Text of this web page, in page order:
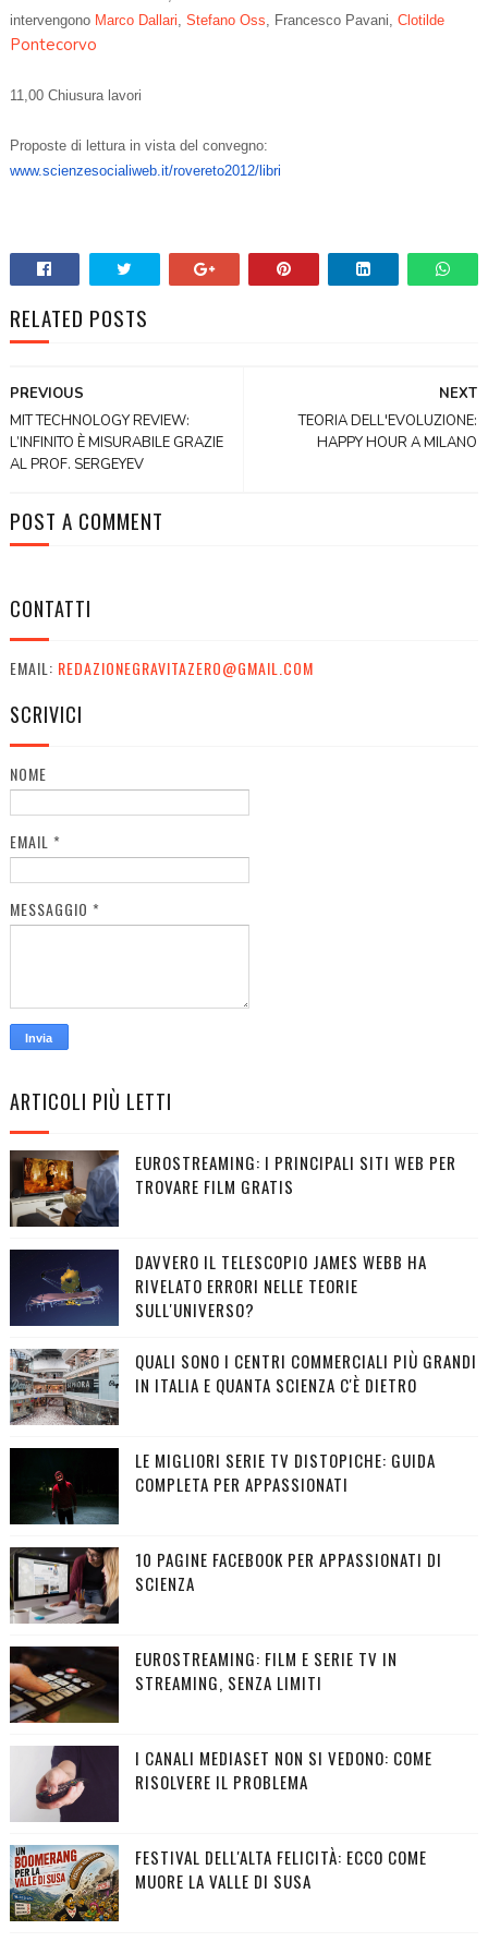
intervengono Marco Dallari Stefano Oss , Francesco Pavani, Clotilde
Pontecorvo
11,00 Chiusura lavori
Proposte di lettura in vista del convegno:
www.scienzesocialiweb. it/rovereto2012/libri
RELATED POSTS
NEXT
TEORIA DELL'EVOLUZIONE:
HAPPY HOUR A MILANO
PREVIOUS
MIT TECHNOLOGY REVIEW:
L’INFINITO È MISURABILE GRAZIE
AL PROF. SERGEYEV
POST A COMMENT
CONTATTI
EMAIL: REDAZIONEGRAVITAZERO@GMAIL.COM
SCRIVICI
NOME
EMAIL *
MESSAGGIO *
ARTICOLI PIÙ LETTI
EUROSTREAMING: I PRINCIPALI SITI WEB PER
TROVARE FILM GRATIS
DAVVERO IL TELESCOPIO JAMES WEBB HA
RIVELATO ERRORI NELLE TEORIE
SULL'UNIVERSO?
QUALI SONO I CENTRI COMMERCIALI PIÙ GRANDI
IN ITALIA E QUANTA SCIENZA C'È DIETRO
LE MIGLIORI SERIE TV DISTOPICHE: GUIDA
COMPLETA PER APPASSIONATI
10 PAGINE FACEBOOK PER APPASSIONATI DI
SCIENZA
EUROSTREAMING: FILM E SERIE TV IN
STREAMING, SENZA LIMITI
I CANALI MEDIASET NON SI VEDONO: COME
RISOLVERE IL PROBLEMA
FESTIVAL DELL'ALTA FELICITÀ: ECCO COME
MUORE LA VALLE DI SUSA